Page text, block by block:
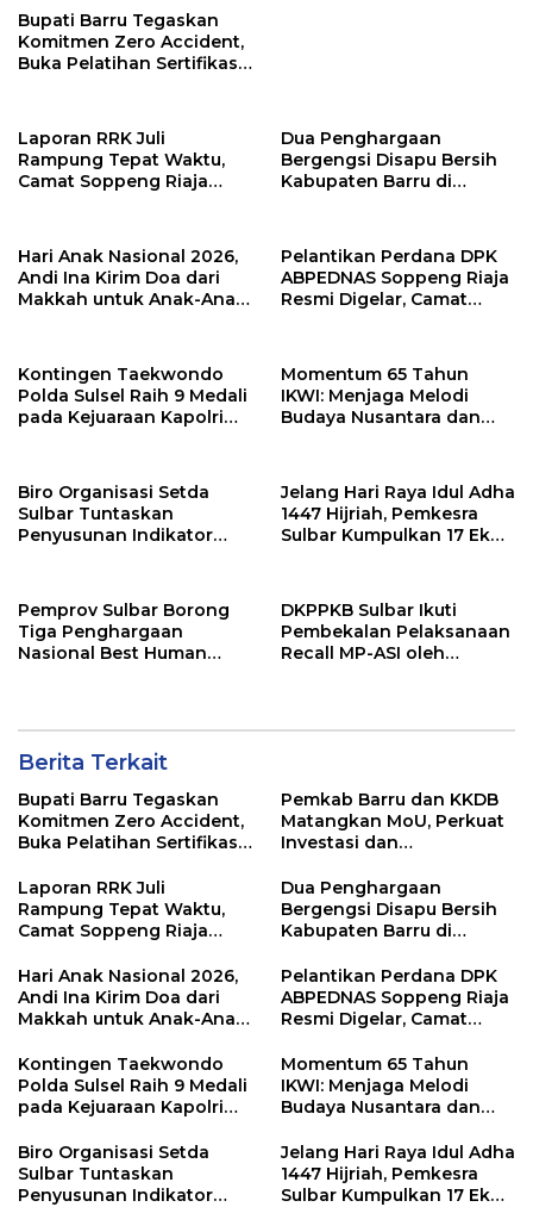
Bupati Barru Tegaskan
Komitmen Zero Accident,
Buka Pelatihan Sertifikasi
Laporan RRK Juli
Rampung Tepat Waktu,
Camat Soppeng Riaja
Dua Penghargaan
Bergengsi Disapu Bersih
Kabupaten Barru di
Hari Anak Nasional 2026,
Andi Ina Kirim Doa dari
Makkah untuk Anak-Anak
Pelantikan Perdana DPK
ABPEDNAS Soppeng Riaja
Resmi Digelar, Camat
Kontingen Taekwondo
Polda Sulsel Raih 9 Medali
pada Kejuaraan Kapolri
Momentum 65 Tahun
IKWI: Menjaga Melodi
Budaya Nusantara dan
Biro Organisasi Setda
Sulbar Tuntaskan
Penyusunan Indikator
Jelang Hari Raya Idul Adha
1447 Hijriah, Pemkesra
Sulbar Kumpulkan 17 Ekor
Pemprov Sulbar Borong
Tiga Penghargaan
Nasional Best Human
DKPPKB Sulbar Ikuti
Pembekalan Pelaksanaan
Recall MP-ASI oleh
Berita Terkait
Bupati Barru Tegaskan
Komitmen Zero Accident,
Buka Pelatihan Sertifikasi
Pemkab Barru dan KKDB
Matangkan MoU, Perkuat
Investasi dan
Laporan RRK Juli
Rampung Tepat Waktu,
Camat Soppeng Riaja
dan Kelurahan
Dua Penghargaan
Bergengsi Disapu Bersih
Kabupaten Barru di
Hari Anak Nasional 2026,
Andi Ina Kirim Doa dari
Makkah untuk Anak-Anak
Pelantikan Perdana DPK
ABPEDNAS Soppeng Riaja
Resmi Digelar, Camat
Wujudkan Desa Maju
Kontingen Taekwondo
Polda Sulsel Raih 9 Medali
pada Kejuaraan Kapolri
Momentum 65 Tahun
IKWI: Menjaga Melodi
Budaya Nusantara dan
Pers
Biro Organisasi Setda
Sulbar Tuntaskan
Penyusunan Indikator
Jelang Hari Raya Idul Adha
1447 Hijriah, Pemkesra
Sulbar Kumpulkan 17 Ekor